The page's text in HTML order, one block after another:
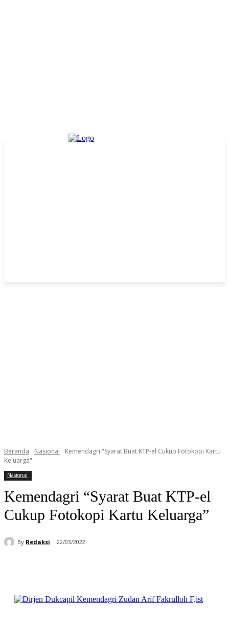
Beranda Nasional
Kemendagri "Syarat Buat KTP-el Cukup Fotokopi Kartu
Keluarga"
Nasional
Kemendagri “Syarat Buat KTP-el
Cukup Fotokopi Kartu Keluarga”
By Redaksi 22/03/2022